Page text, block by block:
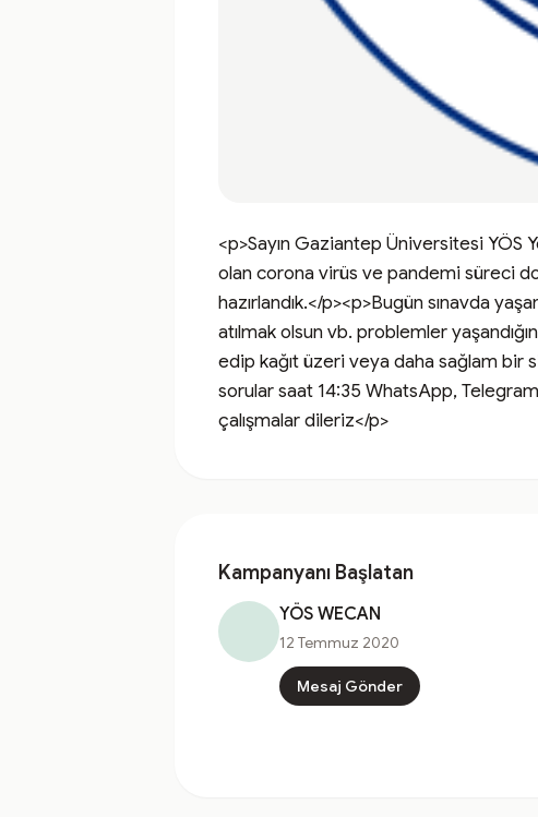
<p>Sayın Gaziantep Üniversitesi
olan corona virüs ve pandemi süreci
hazırlandık.</p><p>Bugün sınavda
atılmak olsun vb. problemler
edip kağıt üzeri veya daha sağlam bir
sorular saat 14:35 WhatsApp,
çalışmalar dileriz</p>
Kampanyanı Başlatan
YÖS WECAN
12 Temmuz 2020
Mesaj Gönder